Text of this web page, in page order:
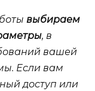
выбираем
, в
вашей
Если вам
доступ или